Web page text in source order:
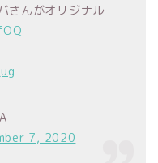
さんがオリジナル
7, 2020